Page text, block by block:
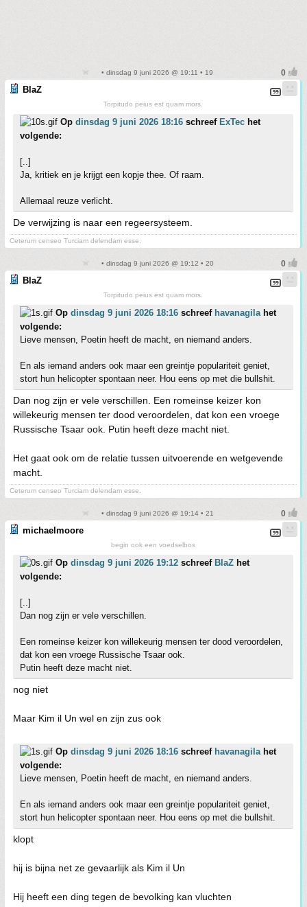
• dinsdag 9 juni 2026 @ 19:11 • 19
BlaZ
Torpitudo peius est quam mors.
Op dinsdag 9 juni 2026 18:16 schreef ExTec het
volgende:
[..]
Ja, kritiek en je krijgt een kopje thee. Of raam.
Allemaal reuze verlicht.
De verwijzing is naar een regeersysteem.
Ceterum censeo Turciam delendam esse.
• dinsdag 9 juni 2026 @ 19:12 • 20
BlaZ
Torpitudo peius est quam mors.
Op dinsdag 9 juni 2026 18:16 schreef havanagila het
volgende:
Lieve mensen, Poetin heeft de macht, en niemand anders.
En als iemand anders ook maar een greintje populariteit geniet,
stort hun helicopter spontaan neer. Hou eens op met die bullshit.
Dan nog zijn er vele verschillen. Een romeinse keizer kon
willekeurig mensen ter dood veroordelen, dat kon een vroege
Russische Tsaar ook. Putin heeft deze macht niet.
Het gaat ook om de relatie tussen uitvoerende en wetgevende
macht.
Ceterum censeo Turciam delendam esse.
• dinsdag 9 juni 2026 @ 19:14 • 21
michaelmoore
begin ook een voedselbos
Op dinsdag 9 juni 2026 19:12 schreef BlaZ het
volgende:
[..]
Dan nog zijn er vele verschillen.
Een romeinse keizer kon willekeurig mensen ter dood veroordelen,
dat kon een vroege Russische Tsaar ook.
Putin heeft deze macht niet.
nog niet
Maar Kim il Un wel en zijn zus ook
Op dinsdag 9 juni 2026 18:16 schreef havanagila het
volgende:
Lieve mensen, Poetin heeft de macht, en niemand anders.
En als iemand anders ook maar een greintje populariteit geniet,
stort hun helicopter spontaan neer. Hou eens op met die bullshit.
klopt
hij is bijna net ze gevaarlijk als Kim il Un
Hij heeft een ding tegen de bevolking kan vluchten